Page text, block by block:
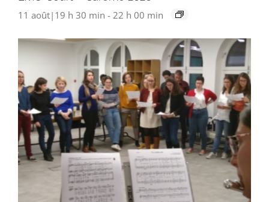
11 août|19 h 30 min - 22 h 00 min